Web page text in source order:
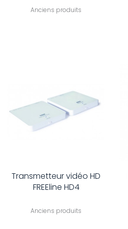
Anciens produits
Transmetteur vidéo HD
FREEline HD4
Anciens produits